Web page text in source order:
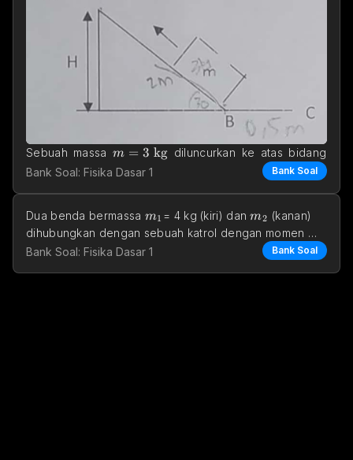
Sebuah massa m = 3\text{ kg}
m = 3 kg diluncurkan ke atas bidang
miring dengan kemiringan
2 \text{ m}
m dari titik B
Bank Soal: Fisika Dasar 1 Bank Soal
Dua benda bermassa m_1
m1 = 4 kg (kiri) dan m_2
m2 (kanan)
dihubungkan dengan sebuah katrol dengan momen
inersia
Bank Soal: Fisika Dasar 1 Bank Soal